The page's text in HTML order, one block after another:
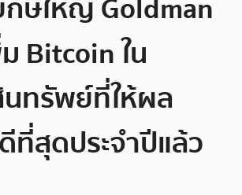
Bitcoin ใน
ทรัพย์ที่ให้ผล
สุดประจำปีแล้ว